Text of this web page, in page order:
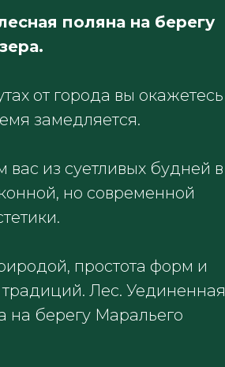
поляна на берегу
от города вы окажетесь
замедляется.
из суетливых будней в
но современной
простота форм и
Лес. Уединенная
на берегу Маральего